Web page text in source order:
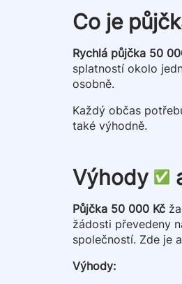
Co je
Rychlá půjčka 50
splatností okolo
osobně.
Každý občas
také výhodně.
Výhody
Půjčka 50 000 Kč
žádosti převedeny
společností. Zde je
Výhody: